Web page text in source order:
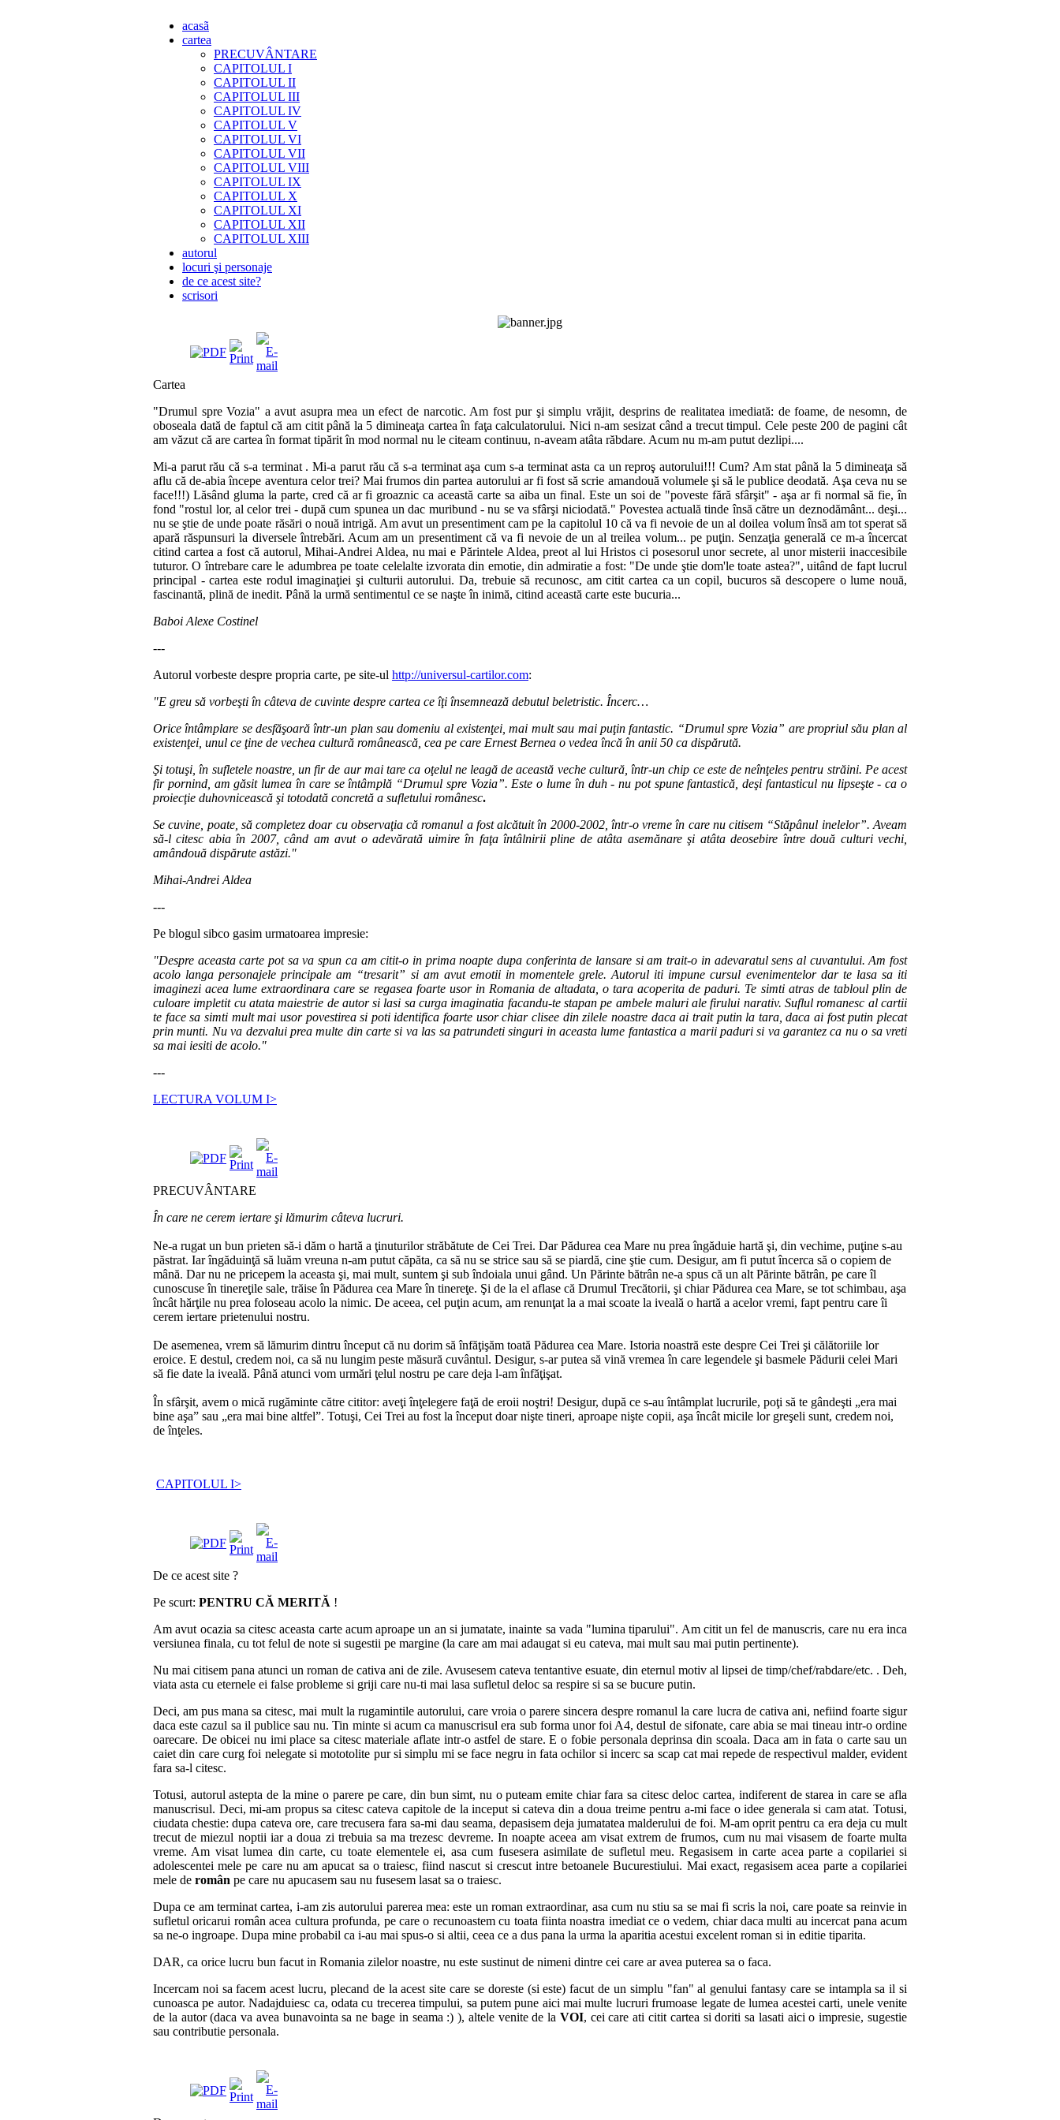
acasã
cartea
PRECUVÂNTARE
CAPITOLUL I
CAPITOLUL II
CAPITOLUL III
CAPITOLUL IV
CAPITOLUL V
CAPITOLUL VI
CAPITOLUL VII
CAPITOLUL VIII
CAPITOLUL IX
CAPITOLUL X
CAPITOLUL XI
CAPITOLUL XII
CAPITOLUL XIII
autorul
locuri şi personaje
de ce acest site?
scrisori
Cartea
"Drumul spre Vozia" a avut asupra mea un efect de narcotic. Am fost pur şi simplu vrăjit, desprins de realitatea imediată: de foame, de nesomn, de
oboseala dată de faptul că am citit până la 5 dimineaţa cartea în faţa calculatorului. Nici n-am sesizat când a trecut timpul. Cele peste 200 de pagini cât
am văzut că are cartea în format tipărit în mod normal nu le citeam continuu, n-aveam atâta răbdare. Acum nu m-am putut dezlipi....
Mi-a parut rău că s-a terminat . Mi-a parut rău că s-a terminat aşa cum s-a terminat asta ca un reproş autorului!!! Cum? Am stat până la 5 dimineaţa să
aflu că de-abia începe aventura celor trei? Mai frumos din partea autorului ar fi fost să scrie amandouă volumele şi să le publice deodată. Aşa ceva nu se
face!!!) Lăsând gluma la parte, cred că ar fi groaznic ca această carte sa aiba un final. Este un soi de "poveste fără sfârşit" - aşa ar fi normal să fie, în
fond "rostul lor, al celor trei - după cum spunea un dac muribund - nu se va sfârşi niciodată." Povestea actuală tinde însă către un deznodământ... deşi...
nu se ştie de unde poate răsări o nouă intrigă. Am avut un presentiment cam pe la capitolul 10 că va fi nevoie de un al doilea volum însă am tot sperat să
apară răspunsuri la diversele întrebări. Acum am un presentiment că va fi nevoie de un al treilea volum... pe puţin. Senzaţia generală ce m-a încercat
citind cartea a fost că autorul, Mihai-Andrei Aldea, nu mai e Părintele Aldea, preot al lui Hristos ci posesorul unor secrete, al unor misterii inaccesibile
tuturor. O întrebare care le adumbrea pe toate celelalte izvorata din emotie, din admiratie a fost: "De unde ştie dom'le toate astea?", uitând de fapt lucrul
principal - cartea este rodul imaginaţiei şi culturii autorului. Da, trebuie să recunosc, am citit cartea ca un copil, bucuros să descopere o lume nouă,
fascinantă, plină de inedit. Până la urmă sentimentul ce se naşte în inimă, citind această carte este bucuria...
Baboi Alexe Costinel
---
Autorul vorbeste despre propria carte, pe site-ul http://universul-cartilor.com:
"E greu să vorbeşti în câteva de cuvinte despre cartea ce îţi însemnează debutul beletristic. Încerc…
Orice întâmplare se desfăşoară într-un plan sau domeniu al existenţei, mai mult sau mai puţin fantastic. “Drumul spre Vozia” are propriul său plan al
existenţei, unul ce ţine de vechea cultură românească, cea pe care Ernest Bernea o vedea încă în anii 50 ca dispărută.
Şi totuşi, în sufletele noastre, un fir de aur mai tare ca oţelul ne leagă de această veche cultură, într-un chip ce este de neînţeles pentru străini. Pe acest
fir pornind, am găsit lumea în care se întâmplă “Drumul spre Vozia”. Este o lume în duh - nu pot spune fantastică, deşi fantasticul nu lipseşte - ca o
proiecţie duhovnicească şi totodată concretă a sufletului românesc.
Se cuvine, poate, să completez doar cu observaţia că romanul a fost alcătuit în 2000-2002, într-o vreme în care nu citisem “Stăpânul inelelor”. Aveam
să-l citesc abia în 2007, când am avut o adevărată uimire în faţa întâlnirii pline de atâta asemănare şi atâta deosebire între două culturi vechi,
amândouă dispărute astăzi."
Mihai-Andrei Aldea
---
Pe blogul sibco gasim urmatoarea impresie:
"Despre aceasta carte pot sa va spun ca am citit-o in prima noapte dupa conferinta de lansare si am trait-o in adevaratul sens al cuvantului. Am fost
acolo langa personajele principale am “tresarit” si am avut emotii in momentele grele. Autorul iti impune cursul evenimentelor dar te lasa sa iti
imaginezi acea lume extraordinara care se regasea foarte usor in Romania de altadata, o tara acoperita de paduri. Te simti atras de tabloul plin de
culoare impletit cu atata maiestrie de autor si lasi sa curga imaginatia facandu-te stapan pe ambele maluri ale firului narativ. Suflul romanesc al cartii
te face sa simti mult mai usor povestirea si poti identifica foarte usor chiar clisee din zilele noastre daca ai trait putin la tara, daca ai fost putin plecat
prin munti. Nu va dezvalui prea multe din carte si va las sa patrundeti singuri in aceasta lume fantastica a marii paduri si va garantez ca nu o sa vreti
sa mai iesiti de acolo."
---
LECTURA VOLUM I>
PRECUVÂNTARE
În care ne cerem iertare şi lămurim câteva lucruri.
Ne‑a rugat un bun prieten să‑i dăm o hartă a ţi­nu­tu­rilor străbătute de Cei Trei. Dar Pădurea cea Mare nu prea în­gă­duie hartă şi, din vechime, puţine s‑au
păstrat. Iar în­gă­du­inţă să luăm vreuna n‑am putut căpăta, ca să nu se strice sau să se piar­dă, cine ştie cum. Desigur, am fi putut încerca să o co­piem de
mână. Dar nu ne pricepem la a­ceasta şi, mai mult, sun­­­tem şi sub îndoiala unui gând. Un Părinte bătrân ne‑a spus că un alt Părinte bătrân, pe care îl
cunoscuse în ti­nereţile sa­le, trăise în Pă­durea cea Mare în tinereţe. Şi de la el aflase că Dru­mul Tre­cătorii, şi chiar Pădurea cea Mare, se tot schimbau, aşa
încât hăr­ţi­le nu prea foloseau acolo la nimic. De aceea, cel pu­ţin a­cum, am re­nunţat la a mai scoate la i­veală o hartă a a­ce­lor vremi, fapt pentru care îi
cerem ier­ta­re prietenului nos­tru.
De asemenea, vrem să lămurim dintru început că nu do­rim să înfăţişăm toată Pădurea cea Mare. Istoria noas­­tră este despre Cei Trei şi călătoriile lor
eroice. E des­tul, cre­­dem noi, ca să nu lungim peste măsură cuvântul. De­­sigur, s‑ar pu­tea să vină vremea în care legendele şi bas­­me­le Pădurii celei Mari
să fie date la iveală. Până a­tun­ci vom urmări ţelul nos­tru pe care deja l‑am înfăţişat.
În sfârşit, avem o mică rugăminte către cititor: a­veţi în­­­ţelegere faţă de eroii noştri! Desigur, după ce s‑au în­­tâm­­plat lucrurile, poţi să te gândeşti „era mai
bine aşa” sau „era mai bine altfel”. Totuşi, Cei Trei au fost la înce­put doar niş­te ti­neri, aproape nişte copii, aşa încât micile lor greşeli sunt, cre­­dem noi,
de înţeles.
CAPITOLUL I>
De ce acest site ?
Pe scurt: PENTRU CĂ MERITĂ !
Am avut ocazia sa citesc aceasta carte acum aproape un an si jumatate, inainte sa vada "lumina tiparului". Am citit un fel de manuscris, care nu era inca
versiunea finala, cu tot felul de note si sugestii pe margine (la care am mai adaugat si eu cateva, mai mult sau mai putin pertinente).
Nu mai citisem pana atunci un roman de cativa ani de zile. Avusesem cateva tentantive esuate, din eternul motiv al lipsei de timp/chef/rabdare/etc. . Deh,
viata asta cu eternele ei false probleme si griji care nu-ti mai lasa sufletul deloc sa respire si sa se bucure putin.
Deci, am pus mana sa citesc, mai mult la rugamintile autorului, care vroia o parere sincera despre romanul la care lucra de cativa ani, nefiind foarte sigur
daca este cazul sa il publice sau nu. Tin minte si acum ca manuscrisul era sub forma unor foi A4, destul de sifonate, care abia se mai tineau intr-o ordine
oarecare. De obicei nu imi place sa citesc materiale aflate intr-o astfel de stare. E o fobie personala deprinsa din scoala. Daca am in fata o carte sau un
caiet din care curg foi nelegate si mototolite pur si simplu mi se face negru in fata ochilor si incerc sa scap cat mai repede de respectivul malder, evident
fara sa-l citesc.
Totusi, autorul astepta de la mine o parere pe care, din bun simt, nu o puteam emite chiar fara sa citesc deloc cartea, indiferent de starea in care se afla
manuscrisul. Deci, mi-am propus sa citesc cateva capitole de la inceput si cateva din a doua treime pentru a-mi face o idee generala si cam atat. Totusi,
ciudata chestie: dupa cateva ore, care trecusera fara sa-mi dau seama, depasisem deja jumatatea malderului de foi. M-am oprit pentru ca era deja cu mult
trecut de miezul noptii iar a doua zi trebuia sa ma trezesc devreme. In noapte aceea am visat extrem de frumos, cum nu mai visasem de foarte multa
vreme. Am visat lumea din carte, cu toate elementele ei, asa cum fusesera asimilate de sufletul meu. Regasisem in carte acea parte a copilariei si
adolescentei mele pe care nu am apucat sa o traiesc, fiind nascut si crescut intre betoanele Bucurestiului. Mai exact, regasisem acea parte a copilariei
mele de român pe care nu apucasem sau nu fusesem lasat sa o traiesc.
Dupa ce am terminat cartea, i-am zis autorului parerea mea: este un roman extraordinar, asa cum nu stiu sa se mai fi scris la noi, care poate sa reinvie in
sufletul oricarui român acea cultura profunda, pe care o recunoastem cu toata fiinta noastra imediat ce o vedem, chiar daca multi au incercat pana acum
sa ne-o ingroape. Dupa mine probabil ca i-au mai spus-o si altii, ceea ce a dus pana la urma la aparitia acestui excelent roman si in editie tiparita.
DAR, ca orice lucru bun facut in Romania zilelor noastre, nu este sustinut de nimeni dintre cei care ar avea puterea sa o faca.
Incercam noi sa facem acest lucru, plecand de la acest site care se doreste (si este) facut de un simplu "fan" al genului fantasy care se intampla sa il si
cunoasca pe autor. Nadajduiesc ca, odata cu trecerea timpului, sa putem pune aici mai multe lucruri frumoase legate de lumea acestei carti, unele venite
de la autor (daca va avea bunavointa sa ne bage in seama :) ), altele venite de la VOI, cei care ati citit cartea si doriti sa lasati aici o impresie, sugestie
sau contributie personala.